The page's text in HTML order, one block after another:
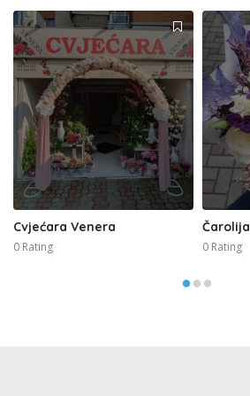
Cvjećara Venera
0 Rating
Čarolija
0 Rating